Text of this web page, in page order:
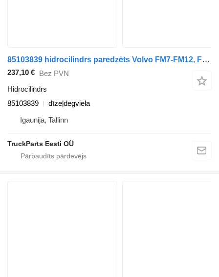
85103839 hidrocilindrs paredzēts Volvo FM7-FM12, FM, FMX (1998-2014) kravas automašīnas
237,10 € Bez PVN
Hidrocilindrs
85103839
dīzeļdegviela
Igaunija, Tallinn
TruckParts Eesti OÜ